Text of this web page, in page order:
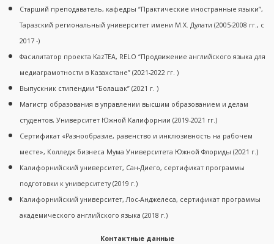
Старший преподаватель, кафедры “Практические иностранные языки”,
Таразский региональный университет имени М.Х. Дулати (2005-2008 гг., с
2017 -)
Фасилитатор проекта KazTEA, RELO “Продвижение английского языка для
медиаграмотности в Казахстане” (2021-2022 гг. )
Выпускник стипендии “Болашак” (2021 г. )
Магистр образования в управлении высшим образованием и делам
студентов, Университет Южной Калифорнии (2019-2021 гг.)
Сертификат «Разнообразие, равенство и инклюзивность на рабочем
месте», Колледж бизнеса Мума Университета Южной Флориды (2021 г.)
Калифорнийский университет, Сан-Диего, сертификат программы
подготовки к университету (2019 г.)
Калифорнийский университет, Лос-Анджелеса, сертификат программы
академического английского языка (2018 г.)
Контактные данные